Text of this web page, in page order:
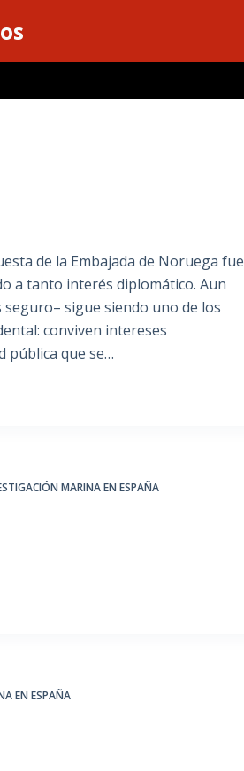
de la Embajada de Noruega fue
a tanto interés diplomático. Aun
seguro– sigue siendo uno de los
conviven intereses
pública que se…
MARINA EN ESPAÑA
EN ESPAÑA